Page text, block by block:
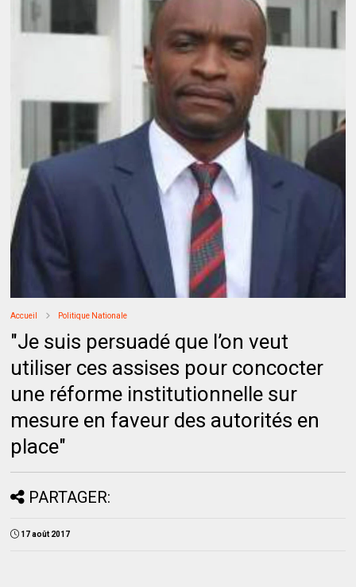
Accueil Politique Nationale
"Je suis persuadé que l’on veut
utiliser ces assises pour concocter
une réforme institutionnelle sur
mesure en faveur des autorités en
place"
PARTAGER:
17 août 2017